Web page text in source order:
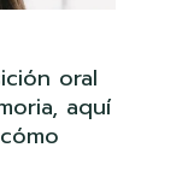
oral
aquí